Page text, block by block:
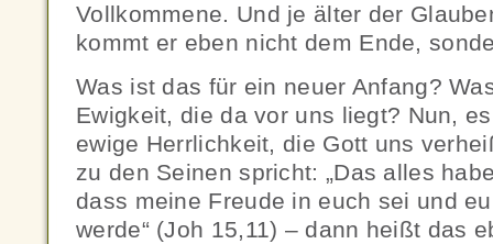
Vollkommene. Und je älter der
kommt er eben nicht dem Ende,
Was ist das für ein neuer Anfang?
Ewigkeit, die da vor uns liegt? Nun,
ewige Herrlichkeit, die Gott uns
zu den Seinen spricht: „Das alles
dass meine Freude in euch sei und
werde“ (Joh 15,11) – dann heißt das